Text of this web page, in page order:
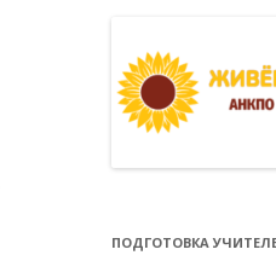
ПОДГОТОВКА